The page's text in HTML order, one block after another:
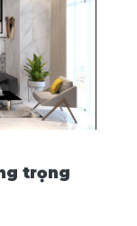
trọng